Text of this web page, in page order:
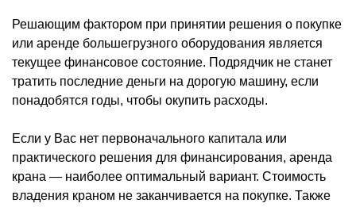
Решающим фактором при принятии решения о покупке
или аренде большегрузного оборудования является
текущее финансовое состояние. Подрядчик не станет
тратить последние деньги на дорогую машину, если
понадобятся годы, чтобы окупить расходы.
Если у Вас нет первоначального капитала или
практического решения для финансирования, аренда
крана — наиболее оптимальный вариант. Стоимость
владения краном не заканчивается на покупке. Также